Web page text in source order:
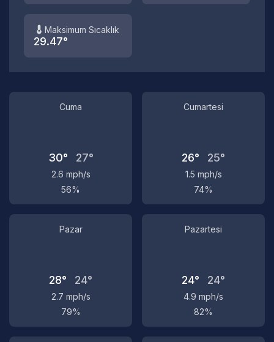
Maksimum Sıcaklık
29.47°
Cuma
30° 27°
2.6 mph/s
56%
Cumartesi
26° 25°
1.5 mph/s
74%
Pazar
28° 24°
2.7 mph/s
79%
Pazartesi
24° 24°
4.9 mph/s
82%